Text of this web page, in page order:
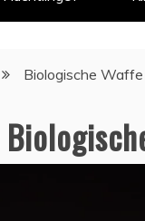
Biologische Waffe